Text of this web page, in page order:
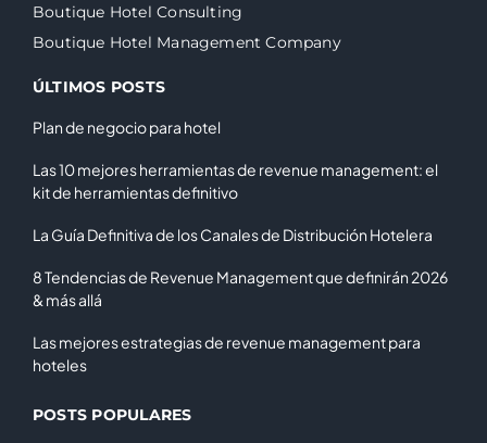
Boutique Hotel Consulting
Boutique Hotel Management Company
ÚLTIMOS POSTS
Plan de negocio para hotel
Las 10 mejores herramientas de revenue management: el
kit de herramientas definitivo
La Guía Definitiva de los Canales de Distribución Hotelera
8 Tendencias de Revenue Management que definirán 2026
& más allá
Las mejores estrategias de revenue management para
hoteles
POSTS POPULARES